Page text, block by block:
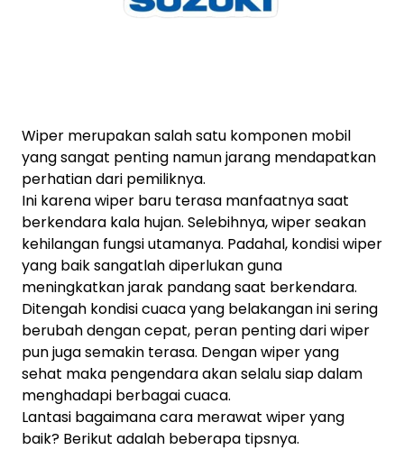
Wiper merupakan salah satu komponen mobil
yang sangat penting namun jarang mendapatkan
perhatian dari pemiliknya.
Ini karena wiper baru terasa manfaatnya saat
berkendara kala hujan. Selebihnya, wiper seakan
kehilangan fungsi utamanya. Padahal, kondisi wiper
yang baik sangatlah diperlukan guna
meningkatkan jarak pandang saat berkendara.
Ditengah kondisi cuaca yang belakangan ini sering
berubah dengan cepat, peran penting dari wiper
pun juga semakin terasa. Dengan wiper yang
sehat maka pengendara akan selalu siap dalam
menghadapi berbagai cuaca.
Lantasi bagaimana cara merawat wiper yang
baik? Berikut adalah beberapa tipsnya.